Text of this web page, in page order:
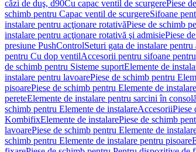
căzi de duş, d90Cu capac ventil de scurgerePiese
schimb pentru Capac ventil de scurgereSifoane
instalare pentru acţionare rotativăPiese de schimb
instalare pentru acţionare rotativă şi admisiePiese
presiune PushControlSeturi gata de instalare
pentru Cu dop ventilAccesorii pentru sifoane
de schimb pentru Sisteme suportElemente de
instalare pentru lavoarePiese de schimb pentru
pisoarePiese de schimb pentru Elemente de
pereteElemente de instalare pentru sarcini în consolă
schimb pentru Elemente de instalareAccesoriiPiese
KombifixElemente de instalarePiese de schimb
lavoarePiese de schimb pentru Elemente de
schimb pentru Elemente de instalare pentru pisoare